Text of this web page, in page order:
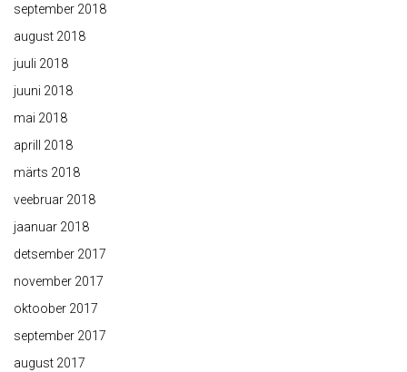
september 2018
august 2018
juuli 2018
juuni 2018
mai 2018
aprill 2018
märts 2018
veebruar 2018
jaanuar 2018
detsember 2017
november 2017
oktoober 2017
september 2017
august 2017